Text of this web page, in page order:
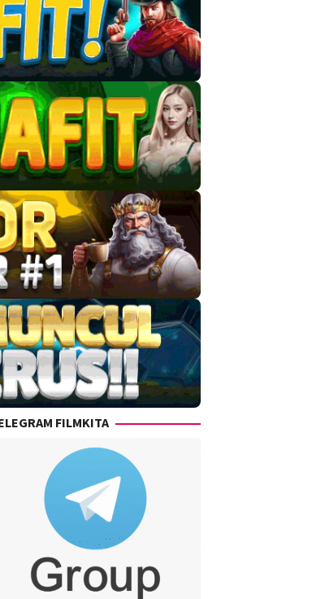
satu tempat yang praktis dan update setiap hari.
FILMKITA